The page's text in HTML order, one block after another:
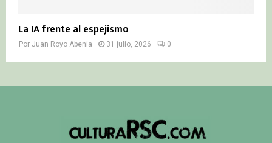
La IA frente al espejismo
Por Juan Royo Abenia 31 julio, 2026 0